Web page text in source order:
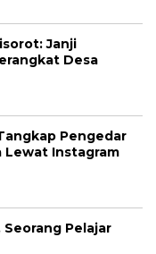
Janji
Desa
Pengedar
Lewat Instagram
Pelajar